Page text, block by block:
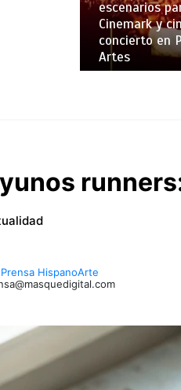
escenarios
Cinemark y
concierto en
Artes
Prensa HispanoArte